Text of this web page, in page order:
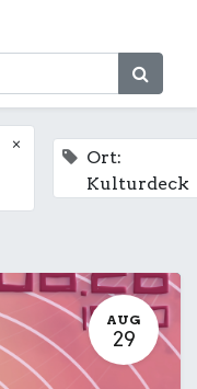
×
Ort:
Kulturdeck
AUG
29